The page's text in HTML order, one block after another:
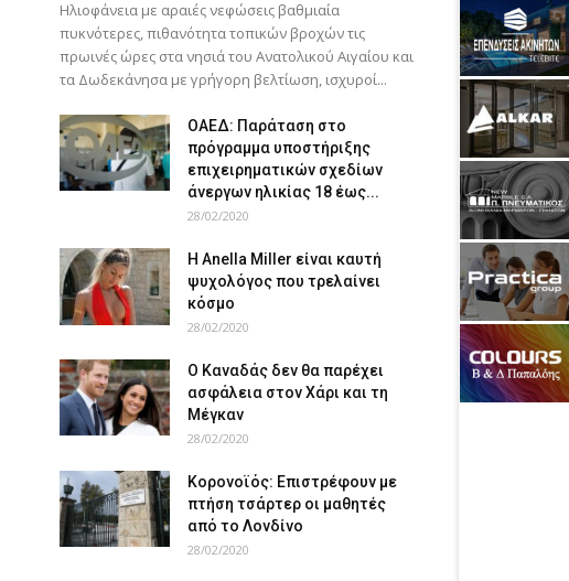
Ηλιοφάνεια με αραιές νεφώσεις βαθμιαία
πυκνότερες, πιθανότητα τοπικών βροχών τις
πρωινές ώρες στα νησιά του Ανατολικού Αιγαίου και
τα Δωδεκάνησα με γρήγορη βελτίωση, ισχυροί...
ΟΑΕΔ: Παράταση στο
πρόγραμμα υποστήριξης
επιχειρηματικών σχεδίων
άνεργων ηλικίας 18 έως...
28/02/2020
Η Anella Miller είναι καυτή
ψυχολόγος που τρελαίνει
κόσμο
28/02/2020
Ο Καναδάς δεν θα παρέχει
ασφάλεια στον Χάρι και τη
Μέγκαν
28/02/2020
Κορονοϊός: Επιστρέφουν με
πτήση τσάρτερ οι μαθητές
από το Λονδίνο
28/02/2020